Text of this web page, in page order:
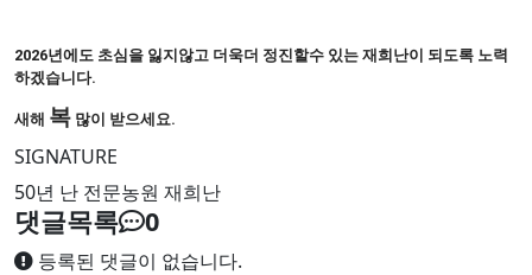
2026년에도 초심을 잃지않고 더욱더 정진할수 있는 재희난이 되도록 노력
하겠습니다.
새해 복 많이 받으세요.
SIGNATURE
50년 난 전문농원 재희난
댓글목록 0
등록된 댓글이 없습니다.